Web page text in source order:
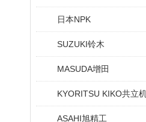
日本NPK
SUZUKI铃木
MASUDA增田
KYORITSU KIKO共立
ASAHI旭精工